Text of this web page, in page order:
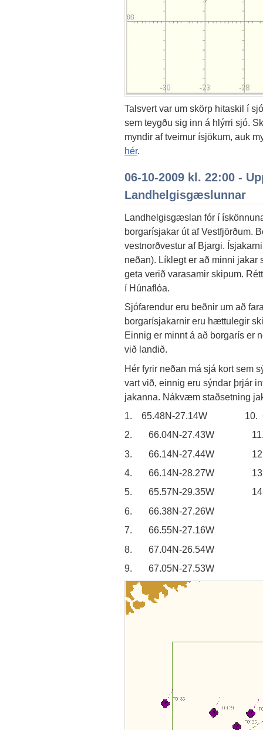
Talsvert var um skörp hitaskil í
sem teygðu sig inn á hlýrri sjó.
myndir af tveimur ísjökum, auk
hér.
06-10-2009 kl. 22:00 -
Landhelgisgæslunnar
Landhelgisgæslan fór í
borgarísjakar út af Vestfjörðum.
vestnorðvestur af Bjargi.
neðan). Líklegt er að minni
geta verið varasamir skipum.
í Húnaflóa.
Sjófarendur eru beðnir um að
borgarísjakarnir eru hættulegir
Einnig er minnt á að borgarís er
við landið.
Hér fyrir neðan má sjá kort sem
vart við, einnig eru sýndar þrjár
jakanna. Nákvæm staðsetning
1.
65.48N-27.14W 10.
2.
66.04N-27.43W 11.
3.
66.14N-27.44W 12.
4.
66.14N-28.27W 13.
5.
65.57N-29.35W 14.
6.
66.38N-27.26W
7.
66.55N-27.16W
8.
67.04N-26.54W
9.
67.05N-27.53W